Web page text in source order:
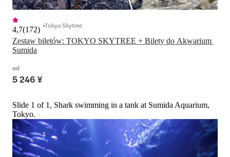
Zestaw biletów: TOKYO SKYTREE + Bilety do Akwarium
Sumida
4,7(172) Tokyo Skytree
od
5 246 ¥
Slide 1 of 1, Shark swimming in a tank at Sumida Aquarium,
Tokyo.